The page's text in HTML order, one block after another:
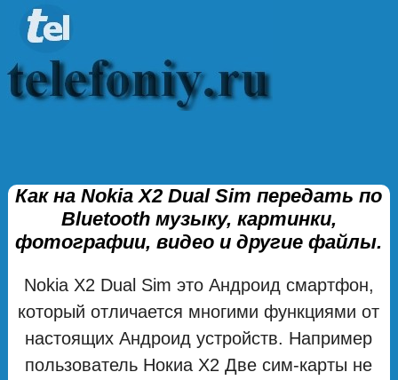
Как на Nokia X2 Dual Sim передать по
Bluetooth музыку, картинки,
фотографии, видео и другие файлы.
Nokia X2 Dual Sim это Андроид смартфон,
который отличается многими функциями от
настоящих Андроид устройств. Например
пользователь Нокиа Х2 Две сим-карты не